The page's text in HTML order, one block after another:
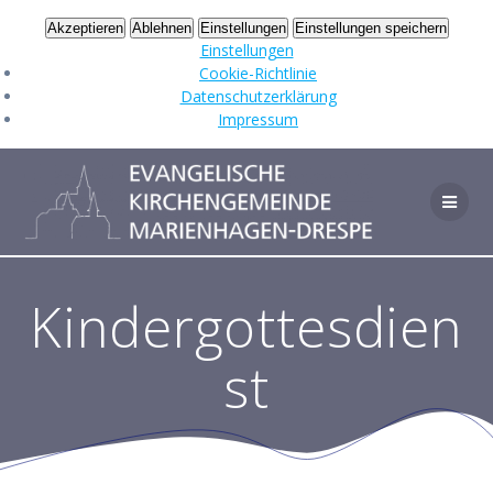
Akzeptieren Ablehnen Einstellungen Einstellungen speichern
Einstellungen
Cookie-Richtlinie
Datenschutzerklärung
Impressum
Inhalt
springen
Kindergottesdien
st